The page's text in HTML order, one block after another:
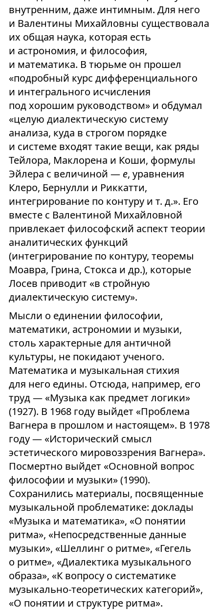
внутренним, даже интимным. Для него
и Валентины Михайловны существовала
их общая наука, которая есть
и астрономия, и философия,
и математика. В тюрьме он прошел
«подробный курс дифференциального
и интегрального исчисления
под хорошим руководством» и обдумал
«целую диалектическую систему
анализа, куда в строгом порядке
и системе входят такие вещи, как ряды
Тейлора, Маклорена и Коши, формулы
Эйлера с величиной — e, уравнения
Клеро, Бернулли и Риккатти,
интегрирование по контуру и т. д.». Его
вместе с Валентиной Михайловной
привлекает философский аспект теории
аналитических функций
(интегрирование по контуру, теоремы
Моавра, Грина, Стокса и др.), которые
Лосев приводит «в стройную
диалектическую систему».
Мысли о единении философии,
математики, астрономии и музыки,
столь характерные для античной
культуры, не покидают ученого.
Математика и музыкальная стихия
для него едины. Отсюда, например, его
труд — «Музыка как предмет логики»
(1927). В 1968 году выйдет «Проблема
Вагнера в прошлом и настоящем». В 1978
году — «Исторический смысл
эстетического мировоззрения Вагнера».
Посмертно выйдет «Основной вопрос
философии и музыки» (1990).
Сохранились материалы, посвященные
музыкальной проблематике: доклады
«Музыка и математика», «О понятии
ритма», «Непосредственные данные
музыки», «Шеллинг о ритме», «Гегель
о ритме», «Диалектика музыкального
образа», «К вопросу о систематике
музыкально-теоретических категорий»,
«О понятии и структуре ритма».